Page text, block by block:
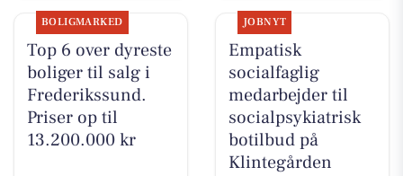
BOLIGMARKED
Top 6 over dyreste
boliger til salg i
Frederikssund.
Priser op til
13.200.000 kr
JOBNYT
Empatisk
socialfaglig
medarbejder til
socialpsykiatrisk
botilbud på
Klintegården